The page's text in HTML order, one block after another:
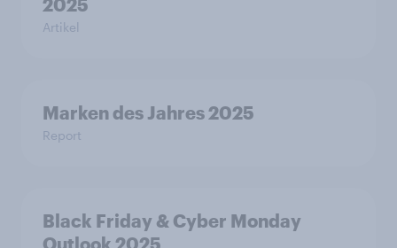
Artikel
Marken des Jahres 2025
Report
Black Friday & Cyber Monday
Outlook 2025